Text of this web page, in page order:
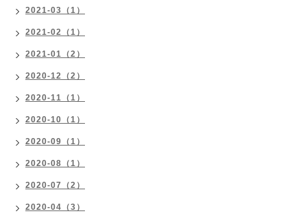
2021-03（1）
2021-02（1）
2021-01（2）
2020-12（2）
2020-11（1）
2020-10（1）
2020-09（1）
2020-08（1）
2020-07（2）
2020-04（3）